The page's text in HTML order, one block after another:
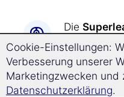
Die
ermöglicht
schneller
Cookie-Einstellungen:
Verbesserung unserer
Marketingzwecken und
Datenschutzerklärung.